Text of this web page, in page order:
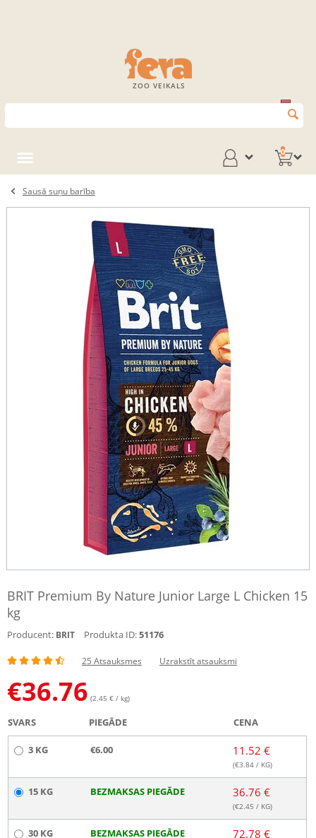
ZOO VEIKALS
0
Sausā suņu barība
BRIT Premium By Nature Junior Large L Chicken 15
kg
Producent: BRIT Produkta ID:51176
25 Atsauksmes Uzrakstīt atsauksmi
€36.76 (2.45 € / kg)
SVARS PIEGĀDE CENA
3 KG €6.00 11.52 €
(€3.84 / KG)
15 KG BEZMAKSAS PIEGĀDE 36.76 €
(€2.45 / KG)
30 KG BEZMAKSAS PIEGĀDE 72.78 €